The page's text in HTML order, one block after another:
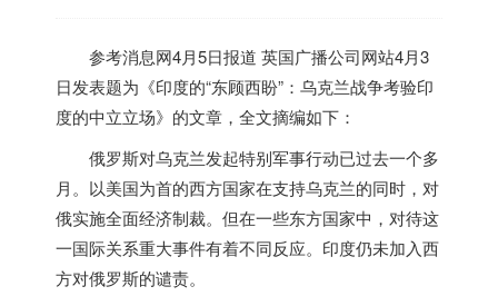
参考消息网4月5日报道 英国广播公司网站4月3
日发表题为《印度的“东顾西盼”：乌克兰战争考验印
度的中立立场》的文章，全文摘编如下：
俄罗斯对乌克兰发起特别军事行动已过去一个多
月。以美国为首的西方国家在支持乌克兰的同时，对
俄实施全面经济制裁。但在一些东方国家中，对待这
一国际关系重大事件有着不同反应。 印度仍未加入西
方对俄罗斯的谴责。